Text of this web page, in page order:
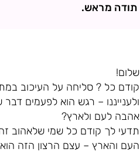
תודה מראש.
שלום!
קודם כל ? סליחה על העיכוב
ולענייננו – רגש הוא לפעמים
אהבה לעם ולארץ?
תדעי לך קודם כל שמי שלאהוב
העם והארץ – עצם הרצון הזה